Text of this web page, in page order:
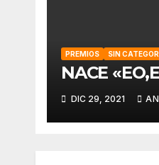
PREMIOS SIN
NACE
DIC 29, 2021